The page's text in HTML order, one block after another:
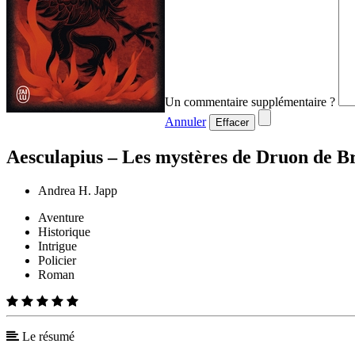
Un commentaire supplémentaire ?
Annuler
Effacer
Aesculapius – Les mystères de Druon de
Andrea H. Japp
Aventure
Historique
Intrigue
Policier
Roman
Le résumé